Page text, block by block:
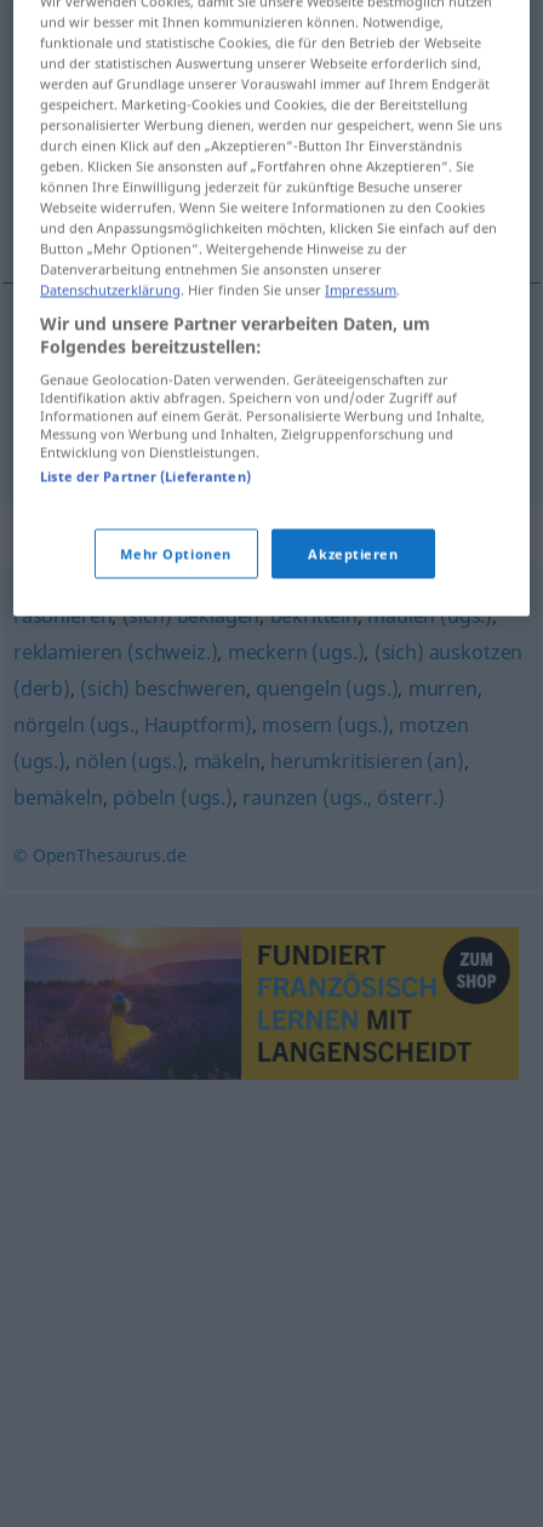
herummäkeln v/i <-(e)le;sép; -ge-;h.> UMG, herummeckern
<-(e)re;sép;-ge-;h.> UMG ,herumnörgelnv/i<-(e)le;sép
;h.>
Übersicht aller Übersetzungen
(Für mehr Details die Übersetzung anklicken/antippen)
n’être jamais content, râler
n’êtrejamaiscontent herummäkeln
râler herummäkeln UMG
Synonyme für "herummäkeln"
räsonieren,(sich) beklagen,bekritteln,maulen (ugs.),
reklamieren (schweiz.), meckern (ugs.), (sich) auskotzen
(derb), (sich) beschweren, quengeln (ugs.), murren,
nörgeln (ugs., Hauptform), mosern (ugs.), motzen
(ugs.), nölen (ugs.), mäkeln, herumkritisieren (an),
bemäkeln, pöbeln (ugs.), raunzen (ugs., österr.)
© OpenThesaurus.de
und wir besser mit Ihnen kommunizieren können. Notwendige,
funktionale und statistische Cookies, die für den Betrieb der Webseite
und der statistischen Auswertung unserer Webseite erforderlich sind,
werden auf Grundlage unserer Vorauswahl immer auf Ihrem Endgerät
gespeichert. Marketing-Cookies und Cookies, die der Bereitstellung
personalisierter Werbung dienen, werden nur gespeichert, wenn Sie uns
durch einen Klick auf den „Akzeptieren“-Button Ihr Einverständnis
geben. Klicken Sie ansonsten auf „Fortfahren ohne Akzeptieren“. Sie
können Ihre Einwilligung jederzeit für zukünftige Besuche unserer
Webseite widerrufen. Wenn Sie weitere Informationen zu den Cookies
und den Anpassungsmöglichkeiten möchten, klicken Sie einfach auf den
Button „Mehr Optionen“. Weitergehende Hinweise zu der
Datenverarbeitung entnehmen Sie ansonsten unserer
Datenschutzerklärung. Hier finden Sie unserImpressum.
Wir und unsere Partner verarbeiten Daten, um
Folgendes bereitzustellen:
Genaue Geolocation-Daten verwenden. Geräteeigenschaften zur
Identifikation aktiv abfragen. Speichern von und/oder Zugriff auf
Informationen auf einem Gerät. Personalisierte Werbung und Inhalte,
Messung von Werbung und Inhalten, Zielgruppenforschung und
Entwicklung von Dienstleistungen.
Liste der Partner (Lieferanten)
Mehr Optionen Akzeptieren